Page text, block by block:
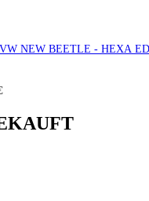
VW NEW BEETLE - HEXA